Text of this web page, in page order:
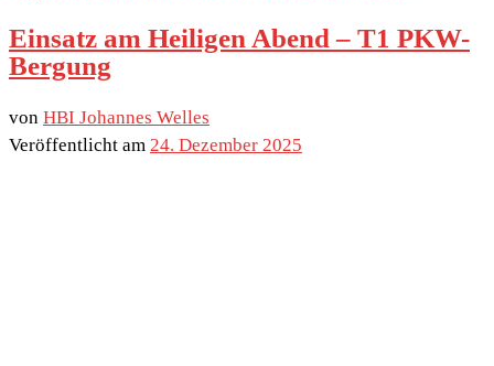
Einsatz am Heiligen Abend – T1 PKW-
Bergung
von HBI Johannes Welles
Veröffentlicht am 24. Dezember 2025